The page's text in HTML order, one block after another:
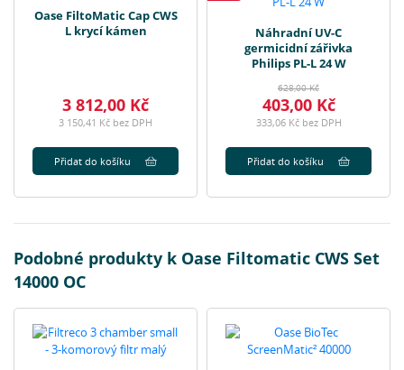
Oase FiltoMatic Cap CWS
L krycí kámen
3 812,00 Kč
3 150,41 Kč bez DPH
Přidat do košíku
Náhradní UV-C
germicidní zářivka
Philips PL-L 24 W
628,00 Kč
403,00 Kč
333,06 Kč bez DPH
Přidat do košíku
Podobné produkty k Oase Filtomatic CWS Set
14000 OC